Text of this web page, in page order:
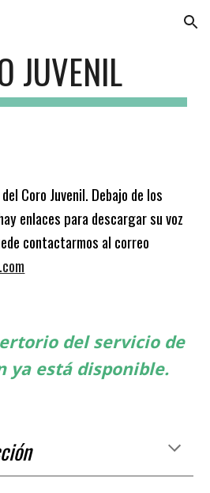
Skip to navigation
JUVENIL
Coro Juvenil. Debajo de los
enlaces para descargar su voz
contactarmos al correo
del servicio de
ya está disponible.